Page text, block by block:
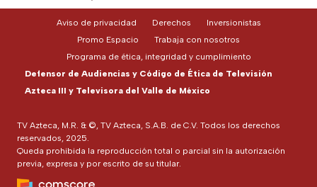
TV Azteca, M.R. & ©, TV Azteca, S.A.B. de C.V. Todos los derechos
reservados, 2025.
Queda prohibida la reproducción total o parcial sin la autorización
previa, expresa y por escrito de su titular.
Aviso de privacidad Derechos
Inversionistas
Promo Espacio
Trabaja con nosotros
Programa de ética, integridad y cumplimiento
Defensor de Audiencias y Código de Ética de Televisión
Azteca III y Televisora del Valle de México